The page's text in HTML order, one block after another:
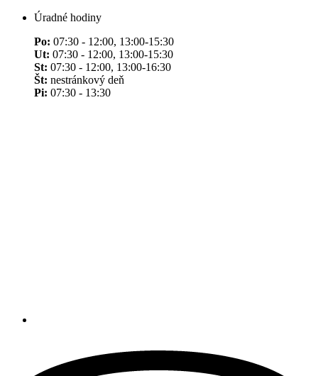
Úradné hodiny
Po: 07:30 - 12:00, 13:00-15:30
Ut: 07:30 - 12:00, 13:00-15:30
St: 07:30 - 12:00, 13:00-16:30
Št: nestránkový deň
Pi: 07:30 - 13:30